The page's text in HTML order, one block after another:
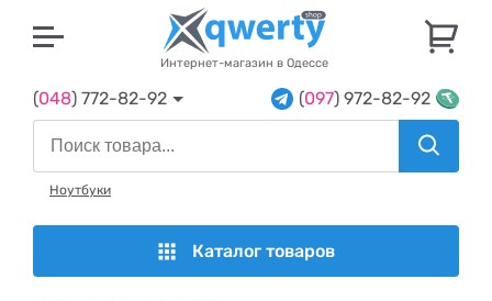
Интернет-магазин в Одессе
(048) 772-82-92 (097) 972-82-92
Ноутбуки
Каталог товаров